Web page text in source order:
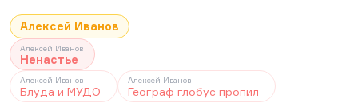
Алексей Иванов
Алексей Иванов
Ненастье
Алексей Иванов
Блуда и МУДО
Алексей Иванов
Географ глобус пропил